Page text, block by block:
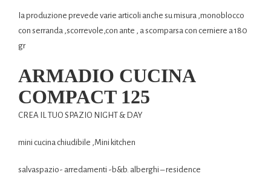
Ia produzione prevede varie articoli anche su misura ,monoblocco
con serranda ,scorrevole,con ante , a scomparsa con cerniere a 180
gr
ARMADIO CUCINA
COMPACT 125
CREA IL TUO SPAZIO NIGHT & DAY
mini cucina chiudibile ,Mini kitchen
salvaspazio- arredamenti -b&b. alberghi – residence